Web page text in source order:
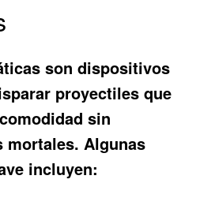
son dispositivos
proyectiles que
sin
mortales. Algunas
incluyen: